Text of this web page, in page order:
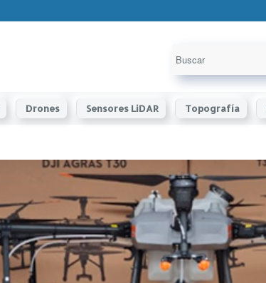
Drones Sensores LiDAR Topografía